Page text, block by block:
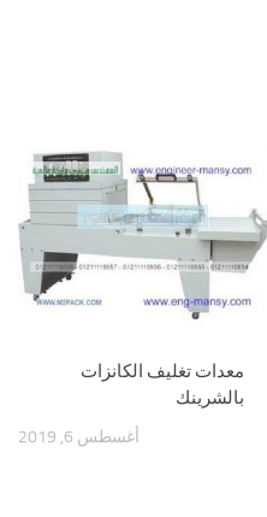
معدات تغليف الكانزات
بالشرينك
أغسطس 6, 2019